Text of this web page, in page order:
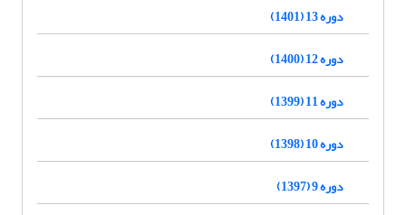
دوره 13 (1401)
دوره 12 (1400)
دوره 11 (1399)
دوره 10 (1398)
دوره 9 (1397)